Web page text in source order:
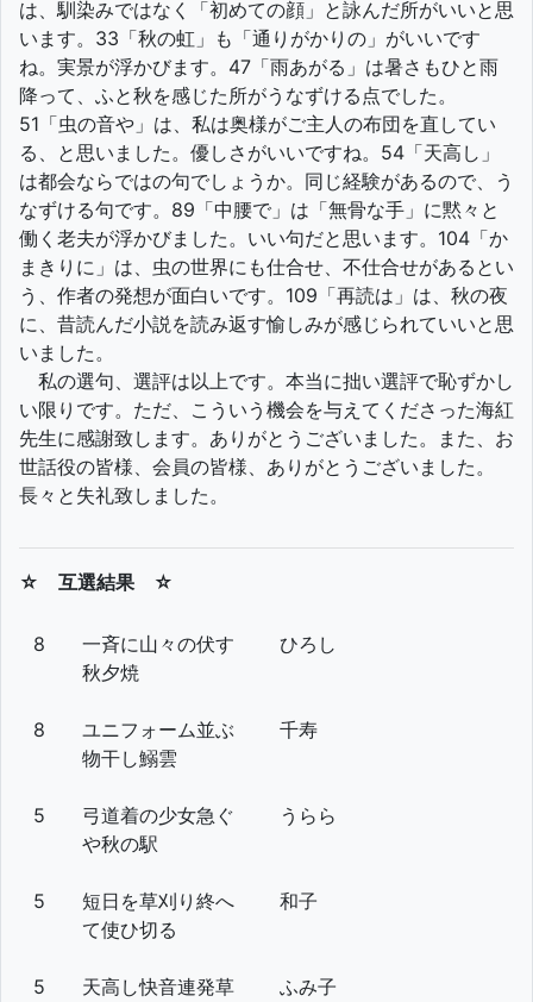
は、馴染みではなく「初めての顔」と詠んだ所がいいと思
います。33「秋の虹」も「通りがかりの」がいいです
ね。実景が浮かびます。47「雨あがる」は暑さもひと雨
降って、ふと秋を感じた所がうなずける点でした。
51「虫の音や」は、私は奥様がご主人の布団を直してい
る、と思いました。優しさがいいですね。54「天高し」
は都会ならではの句でしょうか。同じ経験があるので、う
なずける句です。89「中腰で」は「無骨な手」に黙々と
働く老夫が浮かびました。いい句だと思います。104「か
まきりに」は、虫の世界にも仕合せ、不仕合せがあるとい
う、作者の発想が面白いです。109「再読は」は、秋の夜
に、昔読んだ小説を読み返す愉しみが感じられていいと思
いました。
私の選句、選評は以上です。本当に拙い選評で恥ずかし
い限りです。ただ、こういう機会を与えてくださった海紅
先生に感謝致します。ありがとうございました。また、お
世話役の皆様、会員の皆様、ありがとうございました。
長々と失礼致しました。
☆ 互選結果 ☆
8
一斉に山々の伏す
秋夕焼
ひろし
8
ユニフォーム並ぶ
物干し鰯雲
千寿
5
弓道着の少女急ぐ
や秋の駅
うらら
5
短日を草刈り終へ
て使ひ切る
和子
5
天高し快音連発草
ふみ子